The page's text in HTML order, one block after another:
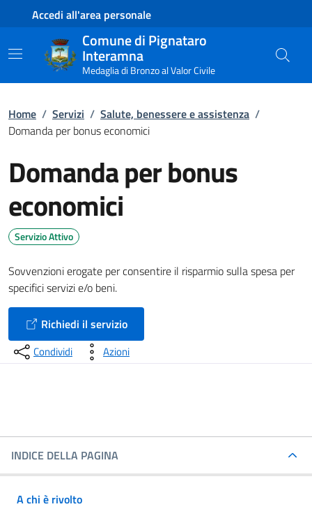
Contenuto principale
Piede di paginaAccedi all'area personale
Comune di Pignataro
Interamna
Medaglia di Bronzo al Valor Civile
Home / Servizi / Salute, benessere e assistenza /
Domanda per bonus economici
Domanda per bonus
economici
Servizio Attivo
Sovvenzioni erogate per consentire il risparmio sulla spesa per
specifici servizi e/o beni.
Richiedi il servizio
Condividi Azioni
INDICE DELLA PAGINA
A chi è rivolto